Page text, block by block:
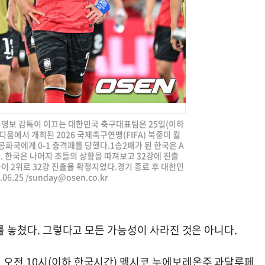
보 감독이 이끄는 대한민국 축구대표팀은 25일(이하
움에서 개최된 2026 국제축구연맹(FIFA) 북중미 월
화국에게 0-1 충격패를 당했다.1승2패가 된 한국은 A
국은 나머지 조들의 상황을 따져보고 32강에 진출
2위로 32강 진출을 확정지었다.경기 종료 후 대한민
/sunday@osen.co.kr
쳤다. 그렇다고 모든 가능성이 사라진 것은 아니다.
전 10시(이하 한국시간) 멕시코 누에보레온주 과달루페